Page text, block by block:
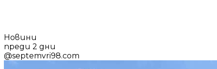
Новини
преди 2 дни
@septemvri98.com